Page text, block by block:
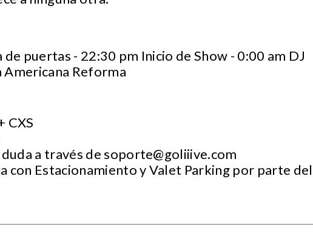
puertas - 22:30 pm Inicio de Show - 0:00 am DJ
Americana Reforma
CXS
duda a través desoporte@goliiive.com
con Estacionamiento y Valet Parking por parte